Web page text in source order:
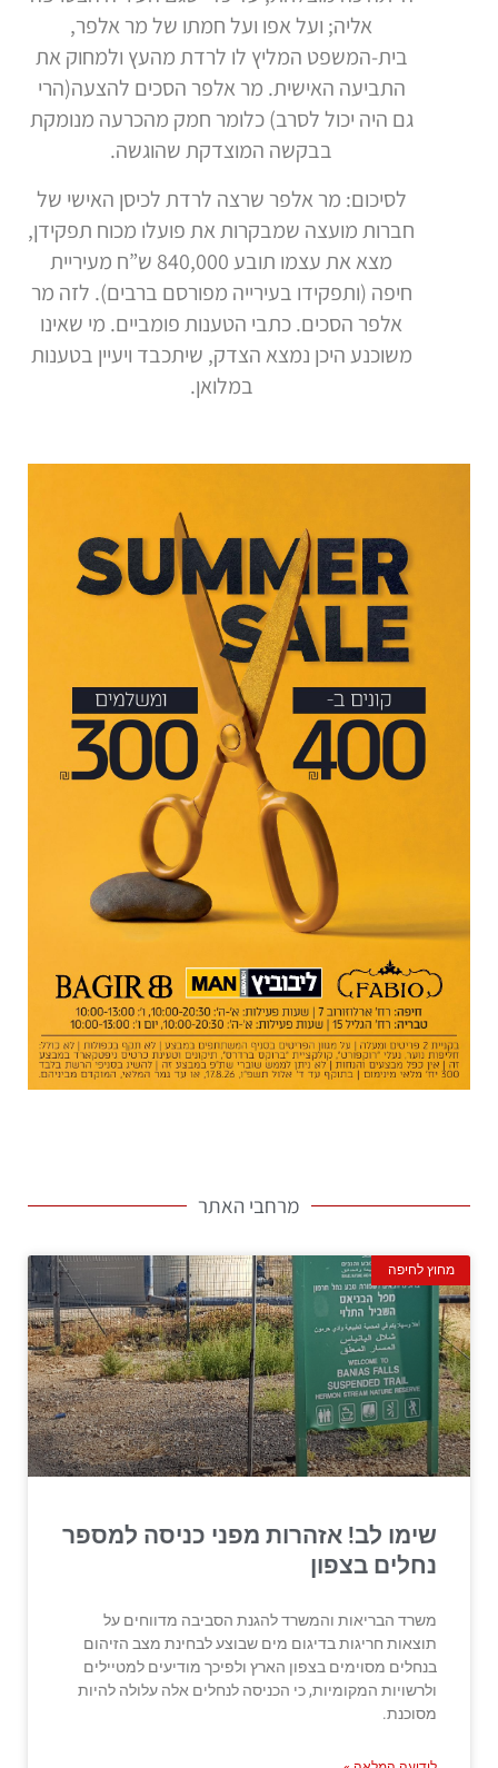
אליה; ועל אפו ועל חמתו של מר אלפר,
בית-המשפט המליץ לו לרדת מהעץ ולמחוק את
התביעה האישית. מר אלפר הסכים להצעה(הרי
גם היה יכול לסרב) כלומר חמק מהכרעה מנומקת
בבקשה המוצדקת שהוגשה.
לסיכום: מר אלפר שרצה לרדת לכיסן האישי של
חברות מועצה שמבקרות את פועלו מכוח תפקידן,
מצא את עצמו תובע 840,000 ש”ח מעיריית
חיפה (ותפקידו בעירייה מפורסם ברבים). לזה מר
אלפר הסכים. כתבי הטענות פומביים. מי שאינו
משוכנע היכן נמצא הצדק, שיתכבד ויעיין בטענות
במלואן.
מרחבי האתר
מחוץ לחיפה
שימו לב! אזהרות מפני כניסה למספר
נחלים בצפון
משרד הבריאות והמשרד להגנת הסביבה מדווחים על
תוצאות חריגות בדיגום מים שבוצע לבחינת מצב הזיהום
בנחלים מסוימים בצפון הארץ ולפיכך מודיעים למטיילים
ולרשויות המקומיות, כי הכניסה לנחלים אלה עלולה להיות
מסוכנת.